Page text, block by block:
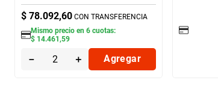
$ 78.092,60 CON TRANSFERENCIA
Mismo precio en 6cuotas:
$ 14.461 ,59
＋
－ Agregar